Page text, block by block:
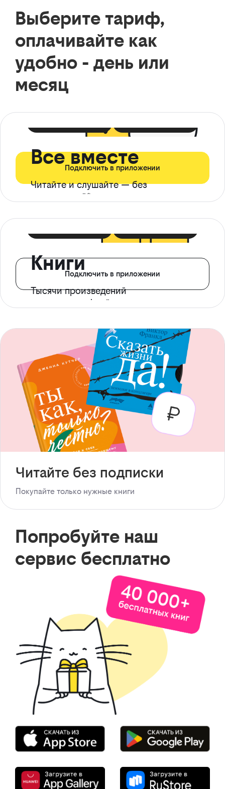
Выберите тариф,
оплачивайте как
удобно - день или
месяц
Все вместе
Читайте и слушайте — без
ограничений*
Подключить в приложении
Книги
Тысячи произведений
с доступом офлайн
Подключить в приложении
Читайте без подписки
Покупайте только нужные книги
Попробуйте наш
сервис бесплатно